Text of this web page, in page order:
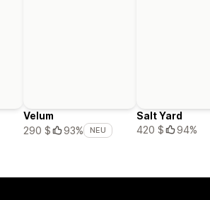
Velum
290 $
93% NEU
Salt Yard
420 $
94%